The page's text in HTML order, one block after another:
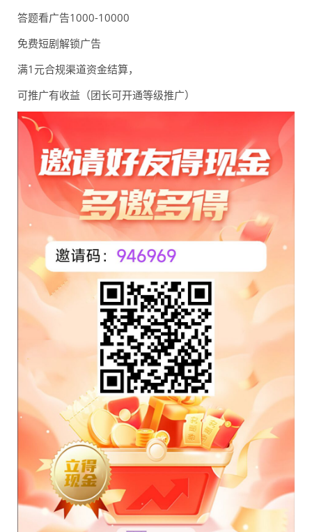
答题看广告1000-10000
免费短剧解锁广告
满1元合规渠道资金结算，
可推广有收益（团长可开通等级推广）